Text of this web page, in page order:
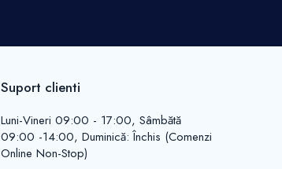
Suport clienti
Luni-Vineri 09:00 - 17:00, Sâmbătă
09:00 -14:00, Duminică: Închis (Comenzi
Online Non-Stop)